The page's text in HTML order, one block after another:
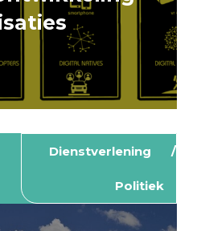
Dienstverlening
Politiek